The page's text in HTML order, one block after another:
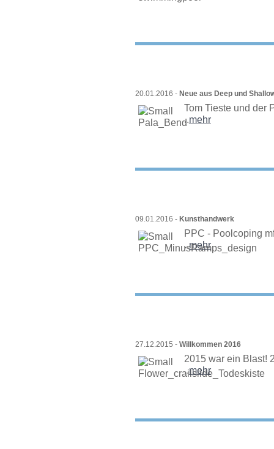
20.01.2016 - Neue aus Deep und
Tom Tieste und der
..mehr
09.01.2016 - Kunsthandwerk
PPC - Poolcoping
..mehr
27.12.2015 - Willkommen 2016
2015 war ein Blast!
..mehr